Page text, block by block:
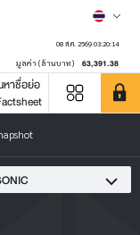
08 ส.ค. 2569 03:20:14
มูลค่า (ล้านบาท) 63,391.38
หาชื่อย่อ